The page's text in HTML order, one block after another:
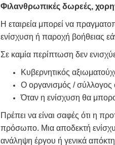
Φιλανθρωπικές δωρεές,
Η εταιρεία μπορεί να
ενίσχυση ή παροχή βοήθειας
Σε καμία περίπτωση δεν
Κυβερνητικός
Ο οργανισμός / σύλλογος
Όταν η ενίσχυση θα
Πρέπει να είναι σαφές ότι η
πρόσωπο. Μια αποδεκτή
ανάληψη έργου ή γενικά